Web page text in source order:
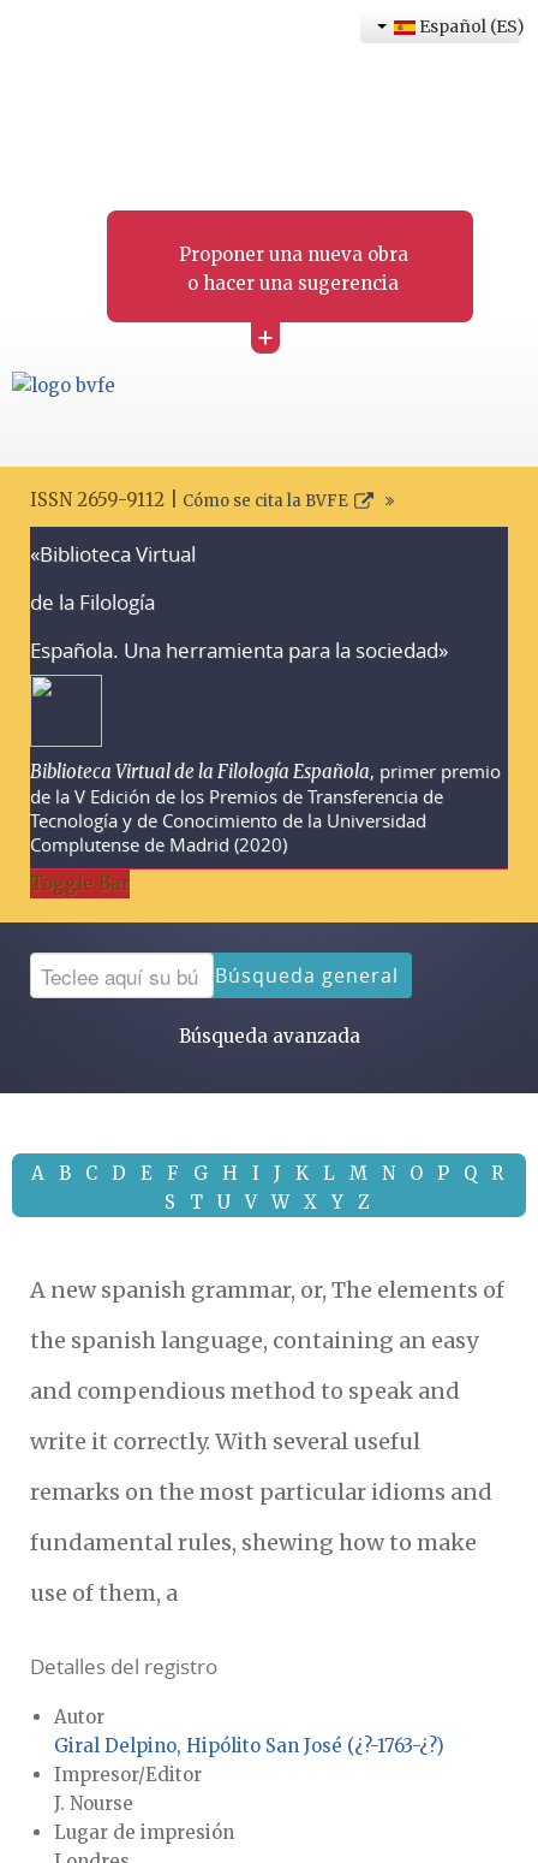
Proponer una nueva obra
o hacer una sugerencia
+
Español (ES)
ISSN 2659-9112 | Cómo se cita la BVFE
«Biblioteca Virtual
de la Filología
Española. Una herramienta para la sociedad»
Biblioteca Virtual de la Filología Española, primer premio
de la V Edición de los Premios de Transferencia de
Tecnología y de Conocimiento de la Universidad
Complutense de Madrid (2020)
Toggle Bar
Búsqueda general
Búsqueda avanzada
A B C D E F G H I J K L M N O P Q
R
S
T U V W X Y Z
A new spanish grammar, or, The elements of
the spanish language, containing an easy
and compendious method to speak and
write it correctly. With several useful
remarks on the most particular idioms and
fundamental rules, shewing how to make
use of them, a
Detalles del registro
Autor
Giral Delpino, Hipólito San José (¿?-1763-¿?)
Impresor/Editor
J. Nourse
Lugar de impresión